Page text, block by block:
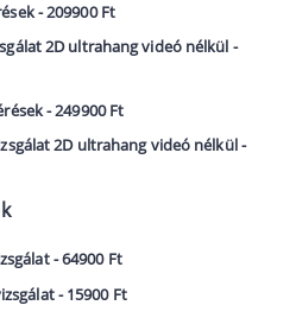
- 209900 Ft
2D ultrahang videó nélkül -
- 249900 Ft
2D ultrahang videó nélkül -
- 64900 Ft
- 15900 Ft